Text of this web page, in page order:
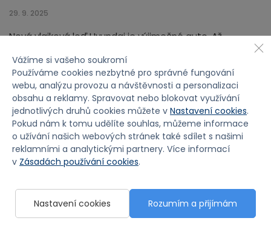
29. 9. 2025
Nová vlajková loď Hyundai je výjimečné auto. Až
nabízí bezkonkurenční vnitřní prostor i úžasné pohodlí…
Vážíme si vašeho soukromí
Používáme cookies nezbytné pro správné fungování
webu, analýzu provozu a návštěvnosti a personalizaci
obsahu a reklamy. Spravovat nebo blokovat využívání
jednotlivých druhů cookies můžete v Nastavení cookies.
Pokud nám k tomu udělíte souhlas, můžeme informace
o užívání našich webových stránek také sdílet s našimi
reklamními a analytickými partnery. Více informací
v Zásadách používání cookies.
Nastavení cookies Rozumím a přijímám